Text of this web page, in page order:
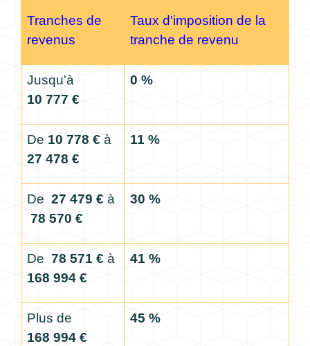
Tranches de
revenus
Taux d'imposition de la
tranche de revenu
Jusqu'à
10 777 €
0 %
De 10 778 € à
27 478 €
11 %
De 27 479 € à
78 570 €
30 %
De 78 571 € à
168 994 €
41 %
Plus de
168 994 €
45 %